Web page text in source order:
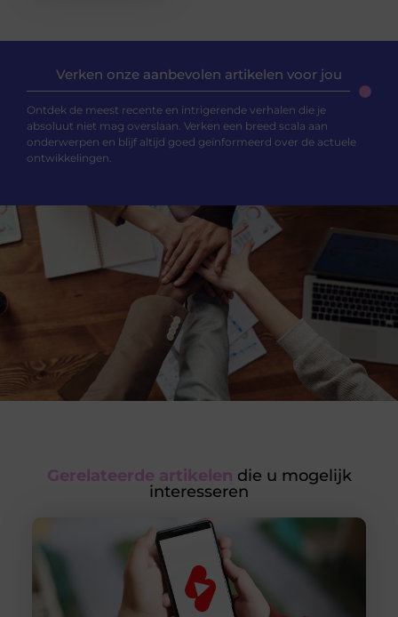
Verken onze aanbevolen artikelen voor jou
Ontdek de meest recente en intrigerende verhalen die je
absoluut niet mag overslaan. Verken een breed scala aan
onderwerpen en blijf altijd goed geïnformeerd over de actuele
ontwikkelingen.
Gerelateerde artikelen die u mogelijk
interesseren